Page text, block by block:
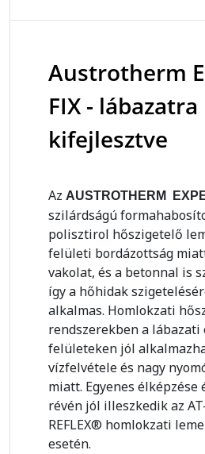
Austrotherm
FIX - lábazatra
kifejlesztve
Az AUSTROTHERM
szilárdságú
polisztirol hőszigetelő
felületi bordázottság
vakolat, és a betonnal is
így a hőhidak
alkalmas. Homlokzati
rendszerekben a lábazati
felületeken jól
vízfelvétele és nagy
miatt. Egyenes élképzése
révén jól illeszkedik az
REFLEX® homlokzati
esetén.